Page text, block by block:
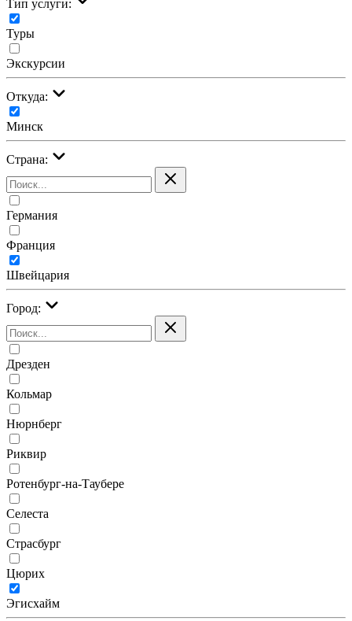
Тип услуги:
Туры
Экскурсии
Откуда:
Минск
Страна:
Германия
Франция
Швейцария
Город:
Дрезден
Кольмар
Нюрнберг
Риквир
Ротенбург-на-Таубере
Селеста
Страсбург
Цюрих
Эгисхайм